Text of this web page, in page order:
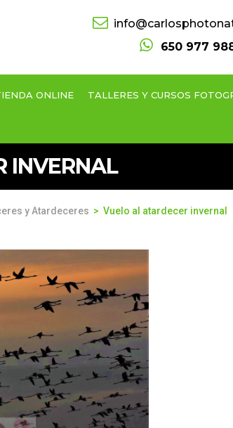
650 977
ONLINE TALLERES Y CURSOS
INVERNAL
y Atardeceres Vuelo al atardecer invernal